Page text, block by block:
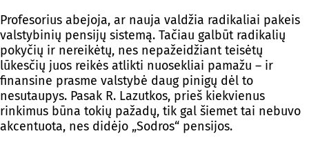
Profesorius abejoja, ar nauja valdžia radikaliai pakeis
valstybinių pensijų sistemą. Tačiau galbūt radikalių
pokyčių ir nereikėtų, nes nepažeidžiant teisėtų
lūkesčių juos reikės atlikti nuosekliai pamažu – ir
finansine prasme valstybė daug pinigų dėl to
nesutaupys. Pasak R. Lazutkos, prieš kiekvienus
rinkimus būna tokių pažadų, tik gal šiemet tai nebuvo
akcentuota, nes didėjo „Sodros“ pensijos.